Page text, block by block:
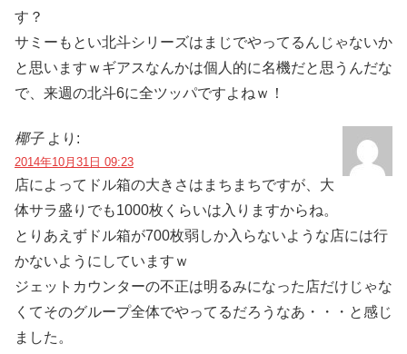
す？
サミーもとい北斗シリーズはまじでやってるんじゃないか
と思いますｗギアスなんかは個人的に名機だと思うんだな
で、来週の北斗6に全ツッパですよねｗ！
椰子 より:
2014年10月31日 09:23
店によってドル箱の大きさはまちまちですが、大
体サラ盛りでも1000枚くらいは入りますからね。
とりあえずドル箱が700枚弱しか入らないような店には行
かないようにしていますｗ
ジェットカウンターの不正は明るみになった店だけじゃな
くてそのグループ全体でやってるだろうなあ・・・と感じ
ました。